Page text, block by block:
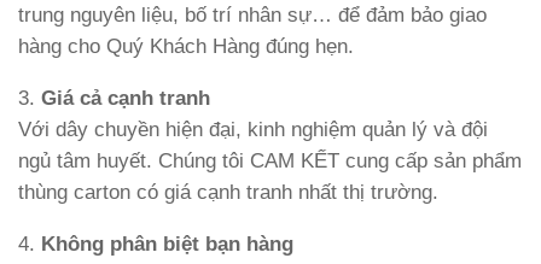
trung nguyên liệu, bố trí nhân sự… để đảm bảo giao
hàng cho Quý Khách Hàng đúng hẹn.
3. Giá cả cạnh tranh
Với dây chuyền hiện đại, kinh nghiệm quản lý và đội
ngủ tâm huyết. Chúng tôi CAM KẾT cung cấp sản phẩm
thùng carton có giá cạnh tranh nhất thị trường.
4. Không phân biệt bạn hàng